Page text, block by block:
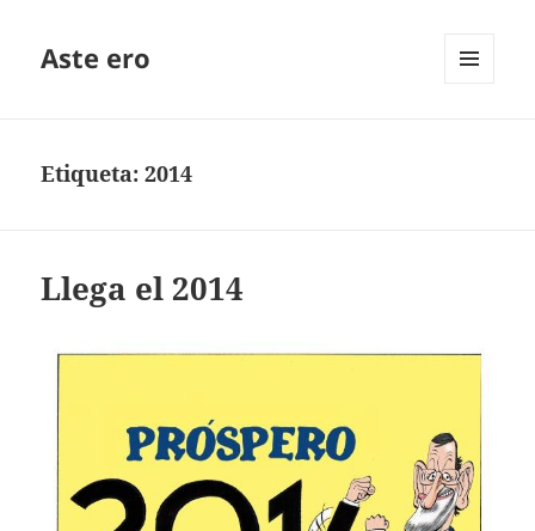
Aste ero
Etiqueta:2014
Llega el 2014